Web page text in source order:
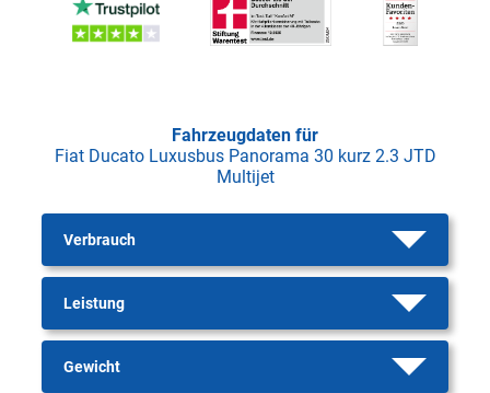
Fahrzeugdaten für
Fiat Ducato Luxusbus Panorama 30 kurz 2.3 JTD
Multijet
Verbrauch
Leistung
Gewicht